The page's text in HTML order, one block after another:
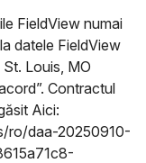
FieldView numai
datele FieldView
Louis, MO
Contractul
Aici:
ro/daa-20250910-